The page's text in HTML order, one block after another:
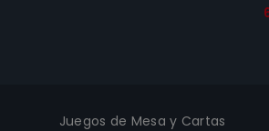
Juegos de Mesa y Cartas